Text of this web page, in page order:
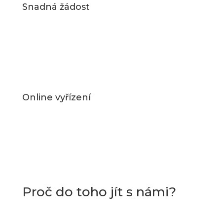
Snadná žádost
Online vyřízení
Proč do toho jít s námi?